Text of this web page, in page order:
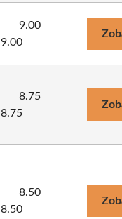
9.00
9.00
8.75
8.75
8.50
8.50